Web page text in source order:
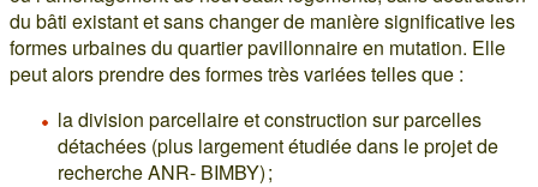
du bâti existant et sans changer de manière significative les
formes urbaines du quartier pavillonnaire en mutation. Elle
peut alors prendre des formes très variées telles que :
la division parcellaire et construction sur parcelles
détachées (plus largement étudiée dans le projet de
recherche ANR- BIMBY) ;